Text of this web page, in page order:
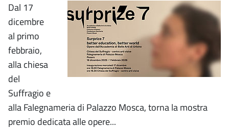
Dal 17
dicembre
al primo
febbraio,
alla chiesa
del
Suffragio e
alla Falegnameria di Palazzo Mosca, torna la mostra
premio dedicata alle opere...